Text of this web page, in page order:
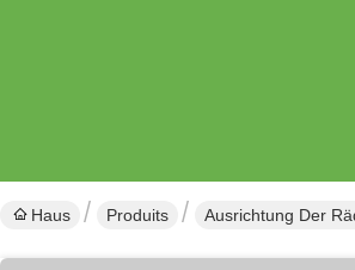
Haus Produits Ausrichtung Der